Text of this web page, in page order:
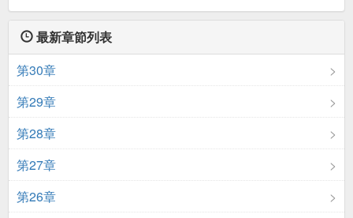
最新章節列表
第30章
第29章
第28章
第27章
第26章